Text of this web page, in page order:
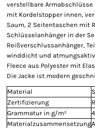
verstellbare
mit Kordelstopper innen,
Saum, 2 Seitentaschen mit
Schlüsselanhänger in der
Reißverschlussanhänger,
winddicht und
Fleece aus Polyester mit
Die Jacke ist modern
Material
Zertifizierung
Grammatur in g/m²
Materialzusammensetzung